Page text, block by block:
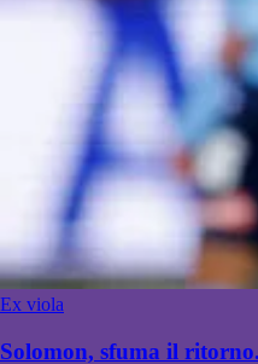
Ex viola
Solomon, sfuma il